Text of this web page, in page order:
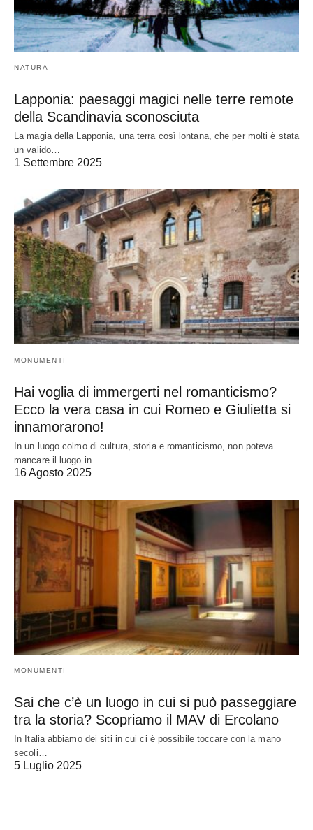
NATURA
Lapponia: paesaggi magici nelle terre remote
della Scandinavia sconosciuta
La magia della Lapponia, una terra così lontana, che per molti è stata
un valido…
1 Settembre 2025
MONUMENTI
Hai voglia di immergerti nel romanticismo?
Ecco la vera casa in cui Romeo e Giulietta si
innamorarono!
In un luogo colmo di cultura, storia e romanticismo, non poteva
mancare il luogo in…
16 Agosto 2025
MONUMENTI
Sai che c’è un luogo in cui si può passeggiare
tra la storia? Scopriamo il MAV di Ercolano
In Italia abbiamo dei siti in cui ci è possibile toccare con la mano
secoli…
5 Luglio 2025